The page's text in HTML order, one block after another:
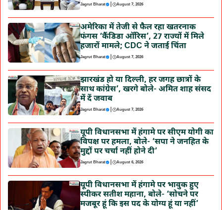
Jagrut Bharat | August 7, 2026
अमेरिका में तेजी से फैल रहा खतरनाक
फंगस ‘कैंडिडा ऑरिस’, 27 राज्यों में मिले
हजारों मामले; CDC ने जताई चिंता
Jagrut Bharat | August 7, 2026
झारखंड हो या दिल्ली, हर जगह छात्रों के
साथ कांग्रेस’, खरगे बोले- अमित शाह संसद
में दें जवाब
Jagrut Bharat | August 7, 2026
यूपी विधानसभा में हंगामे पर सीएम योगी का
विपक्ष पर हमला, बोले- ‘सपा ने जनहित के
मुद्दों पर चर्चा नहीं होने दी’
Jagrut Bharat | August 6, 2026
यूपी विधानसभा में हंगामे पर भावुक हुए
स्पीकर सतीश महाना, बोले- ‘सोचने पर
मजबूर हूं कि इस पद के योग्य हूं या नहीं’